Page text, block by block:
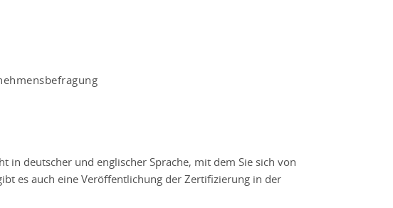
in deutscher und englischer Sprache, mit dem Sie sich von
es auch eine Veröffentlichung der Zertifizierung in der